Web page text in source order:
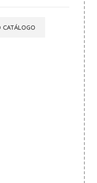
CATÁLOGO